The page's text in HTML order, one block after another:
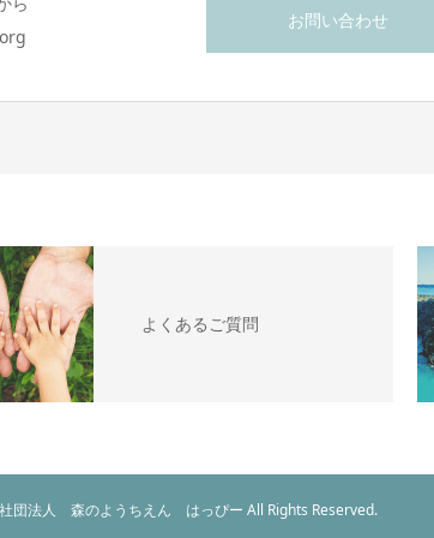
お問い合わせ
よくあるご質問
団法人 森のようちえん はっぴー All Rights Reserved.